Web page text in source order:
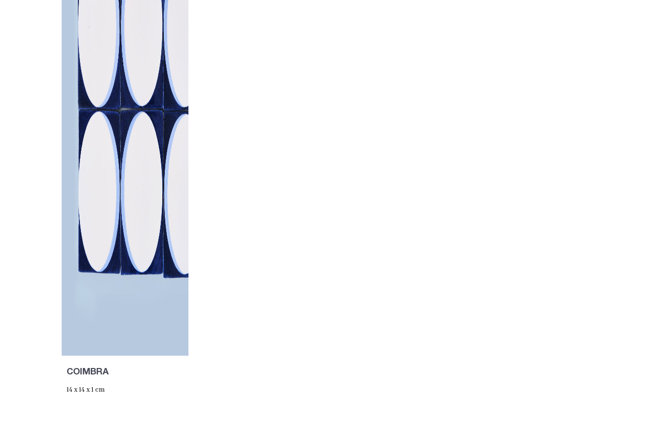
COIMBRA
14 x 14 x 1 cm